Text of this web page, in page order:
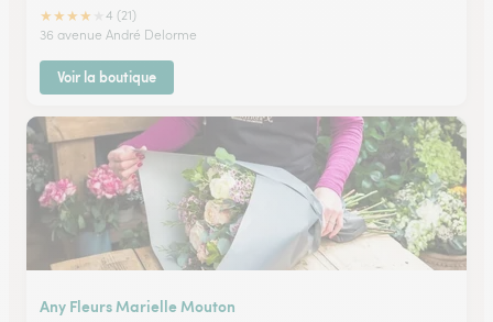
★★★★
4 (21)
36 avenue André Delorme
Voir la boutique
Any Fleurs Marielle Mouton